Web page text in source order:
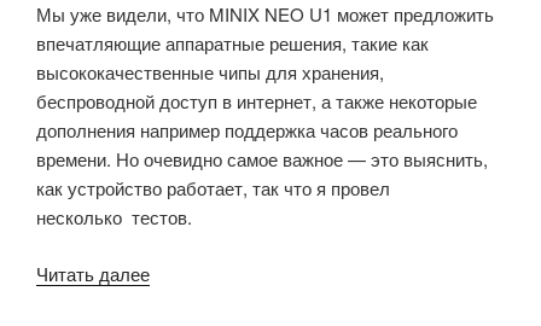
Pro
(Mediatek
MT8693)
тестирование
и
системная
информация»
Мы уже видели, что MINIX NEO U1 может предложить
впечатляющие аппаратные решения, такие как
высококачественные чипы для хранения,
беспроводной доступ в интернет, а также некоторые
дополнения например поддержка часов реального
времени. Но очевидно самое важное — это выяснить,
как устройство работает, так что я провел
несколько тестов.
Читать далее«Обзор